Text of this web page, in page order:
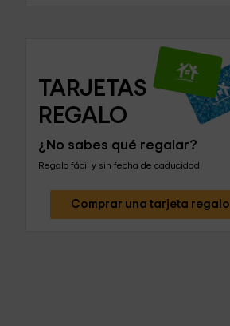
TARJETAS
REGALO
¿No sabes qué regalar?
Regalo fácil y sin fecha de caducidad
Comprar una tarjeta regalo